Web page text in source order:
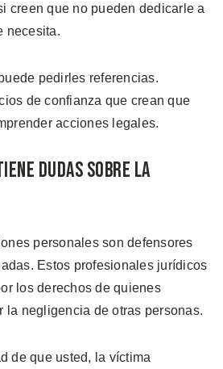
creen que no pueden dedicarle a
necesita.
pedirles referencias.
de confianza que crean que
acciones legales.
Dudas Sobre la
personales son defensores
Estos profesionales jurídicos
los derechos de quienes
la negligencia de otras personas.
de que usted, la víctima